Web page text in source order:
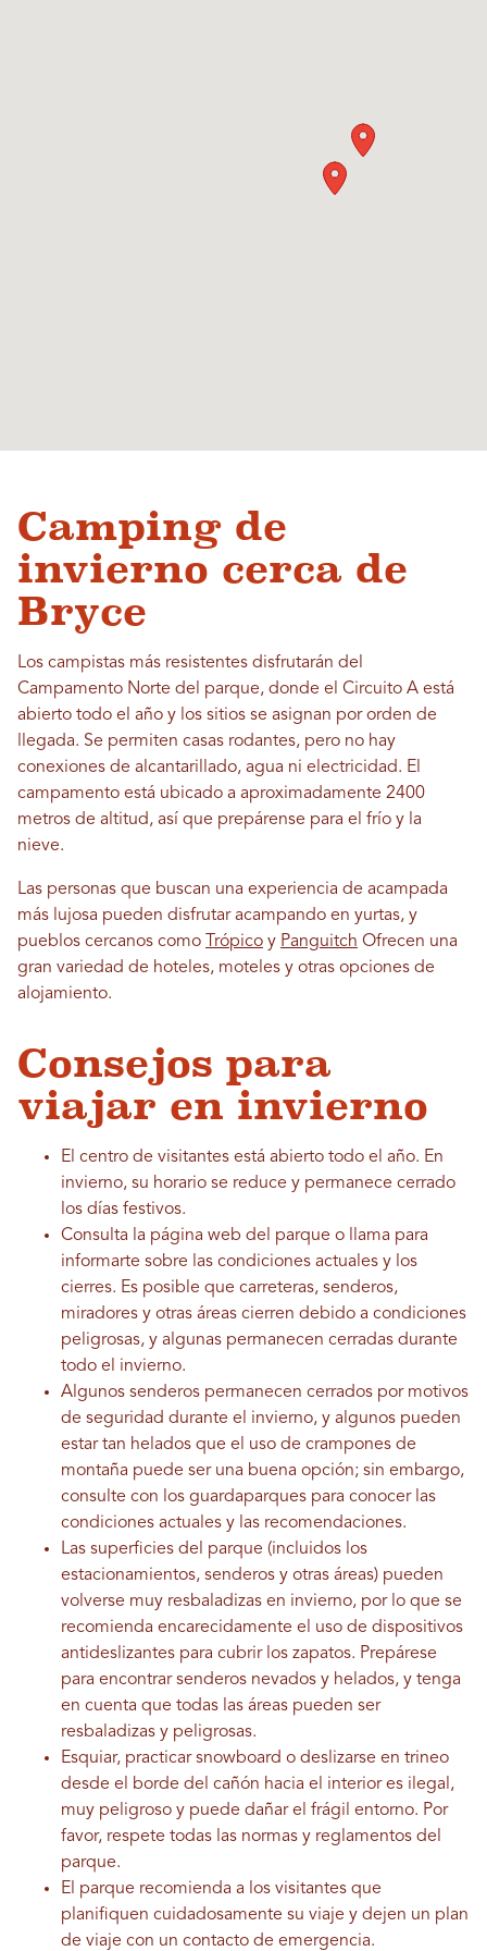
Camping de
invierno cerca de
Bryce
Los campistas más resistentes disfrutarán del
Campamento Norte del parque, donde el Circuito A está
abierto todo el año y los sitios se asignan por orden de
llegada. Se permiten casas rodantes, pero no hay
conexiones de alcantarillado, agua ni electricidad. El
campamento está ubicado a aproximadamente 2400
metros de altitud, así que prepárense para el frío y la
nieve.
Las personas que buscan una experiencia de acampada
más lujosa pueden disfrutar acampando en yurtas, y
pueblos cercanos como
Trópico y Panguitch Ofrecen una
gran variedad de hoteles, moteles y otras opciones de
alojamiento.
Consejos para
viajar en invierno
El centro de visitantes está abierto todo el año. En
invierno, su horario se reduce y permanece cerrado
los días festivos.
Consulta la página web del parque o llama para
informarte sobre las condiciones actuales y los
cierres. Es posible que carreteras, senderos,
miradores y otras áreas cierren debido a condiciones
peligrosas, y algunas permanecen cerradas durante
todo el invierno.
Algunos senderos permanecen cerrados por motivos
de seguridad durante el invierno, y algunos pueden
estar tan helados que el uso de crampones de
montaña puede ser una buena opción; sin embargo,
consulte con los guardaparques para conocer las
condiciones actuales y las recomendaciones.
Las superficies del parque (incluidos los
estacionamientos, senderos y otras áreas) pueden
volverse muy resbaladizas en invierno, por lo que se
recomienda encarecidamente el uso de dispositivos
antideslizantes para cubrir los zapatos. Prepárese
para encontrar senderos nevados y helados, y tenga
en cuenta que todas las áreas pueden ser
resbaladizas y peligrosas.
Esquiar, practicar snowboard o deslizarse en trineo
desde el borde del cañón hacia el interior es ilegal,
muy peligroso y puede dañar el frágil entorno. Por
favor, respete todas las normas y reglamentos del
parque.
El parque recomienda a los visitantes que
planifiquen cuidadosamente su viaje y dejen un plan
de viaje con un contacto de emergencia.